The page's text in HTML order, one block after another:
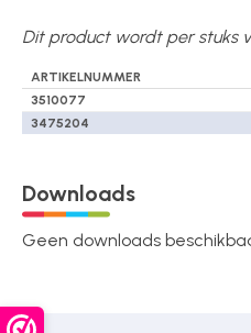
Dit product wordt per stuks
ARTIKELNUMMER
3510077
3475204
Downloads
Geen downloads